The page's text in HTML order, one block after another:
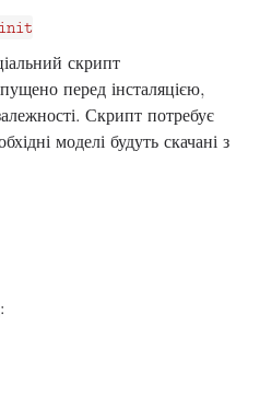
скрипт
перед інсталяцією,
Скрипт потребує
моделі будуть скачані з